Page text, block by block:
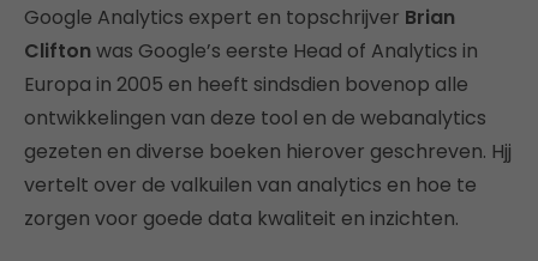
Google Analytics expert en topschrijver Brian
Clifton was Google’s eerste Head of Analytics in
Europa in 2005 en heeft sindsdien bovenop alle
ontwikkelingen van deze tool en de webanalytics
gezeten en diverse boeken hierover geschreven. Hjj
vertelt over de valkuilen van analytics en hoe te
zorgen voor goede data kwaliteit en inzichten.